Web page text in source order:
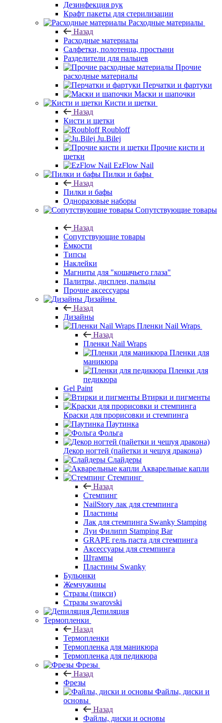
Дезинфекция рук
Крафт пакеты для стерилизации
Расходные материалы
Назад
Расходные материалы
Салфетки, полотенца, простыни
Разделители для пальцев
Прочие
расходные материалы
Перчатки и фартуки
Маски и шапочки
Кисти и щетки
Назад
Кисти и щетки
Roubloff
Ju.Bilej
Прочие кисти и
щетки
EzFlow Nail
Пилки и бафы
Назад
Пилки и бафы
Одноразовые наборы
Сопутствующие товары
Назад
Сопутствующие товары
Ёмкости
Типсы
Наклейки
Магниты для "кошачьего глаза"
Палитры, дисплеи, пальцы
Прочие аксессуары
Дизайны
Назад
Дизайны
Пленки Nail Wraps
Назад
Пленки Nail Wraps
Пленки для
маникюра
Пленки для
педикюра
Gel Paint
Втирки и пигменты
Краски для прорисовки и стемпинга
Паутинка
Фольга
Декор ногтей (пайетки и чешуя дракона)
Слайдеры
Акварельные капли
Стемпинг
Назад
Стемпинг
NailStory лак для стемпинга
Пластины
Лак для стемпинга Swanky Stamping
Луи Филипп Stamping Bar
GRAPE гель паста для стемпинга
Аксессуары для стемпинга
Штампы
Пластины Swanky
Бульонки
Жемчужины
Стразы (пикси)
Cтразы swarovski
Депиляция
Термопленки
Назад
Термопленки
Термопленка для маникюра
Термопленка для педикюра
Фрезы
Назад
Фрезы
Файлы, диски и
основы
Назад
Файлы, диски и основы